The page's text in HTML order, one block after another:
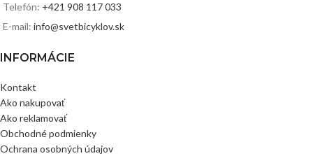
Telefón: +421 908 117 033
E-mail: info@svetbicyklov.sk
INFORMÁCIE
Kontakt
Ako nakupovať
Ako reklamovať
Obchodné podmienky
Ochrana osobných údajov